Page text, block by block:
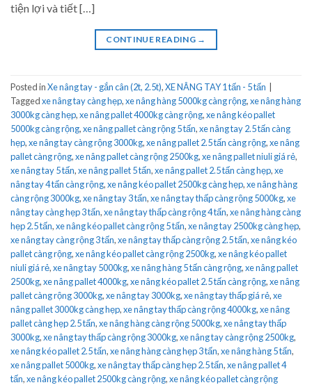
tiện lợi và tiết […]
CONTINUE READING →
Posted inXe nâng tay - gắn cân (2t, 2.5t),XE NÂNG TAY 1 tấn - 5 tấn
Taggedxe nâng tay càng hẹp,xe nâng hàng 5000kg càng rộng,xe nâng hàng
3000kg càng hẹp,xe nâng pallet 4000kg càng rộng,xe nâng kéo pallet
5000kg càng rộng,xe nâng pallet càng rộng 5 tấn,xe nâng tay 2.5 tấn càng
hẹp,xe nâng tay càng rộng 3000kg,xe nâng pallet 2.5 tấn càng rộng,xe nâng
pallet càng rộng,xe nâng pallet càng rộng 2500kg,xe nâng pallet niuli giá rẻ,
xe nâng tay 5 tấn,xe nâng pallet 5 tấn,xe nâng pallet 2.5 tấn càng hẹp,xe
nâng tay 4 tấn càng rộng,xe nâng kéo pallet 2500kg càng hẹp,xe nâng hàng
càng rộng 3000kg,xe nâng tay 3 tấn,xe nâng tay thấp càng rộng 5000kg,xe
nâng tay càng hẹp 3 tấn,xe nâng tay thấp càng rộng 4 tấn,xe nâng hàng càng
hẹp 2.5 tấn,xe nâng kéo pallet càng rộng 5 tấn,xe nâng tay 2500kg càng hẹp,
xe nâng tay càng rộng 3 tấn,xe nâng tay thấp càng rộng 2.5 tấn,xe nâng kéo
pallet càng rộng,xe nâng kéo pallet càng rộng 2500kg,xe nâng kéo pallet
niuli giá rẻ,xe nâng tay 5000kg,xe nâng hàng 5 tấn càng rộng,xe nâng pallet
2500kg,xe nâng pallet 4000kg,xe nâng kéo pallet 2.5 tấn càng rộng,xe nâng
pallet càng rộng 3000kg,xe nâng tay 3000kg,xe nâng tay thấp giá rẻ,xe
nâng pallet 3000kg càng hẹp,xe nâng tay thấp càng rộng 4000kg,xe nâng
pallet càng hẹp 2.5 tấn,xe nâng hàng càng rộng 5000kg,xe nâng tay thấp
3000kg,xe nâng tay thấp càng rộng 3000kg,xe nâng tay càng rộng 2500kg,
xe nâng kéo pallet 2.5 tấn,xe nâng hàng càng hẹp 3 tấn,xe nâng hàng 5 tấn,
xe nâng pallet 5000kg,xe nâng tay thấp càng hẹp 2.5 tấn,xe nâng pallet 4
tấn,xe nâng kéo pallet 2500kg càng rộng,xe nâng kéo pallet càng rộng